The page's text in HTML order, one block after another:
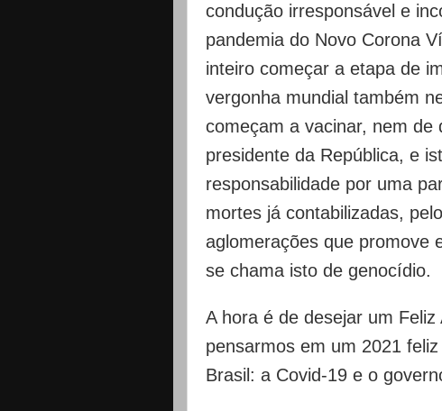
condução irresponsável e
pandemia do Novo Corona
inteiro começar a etapa de
vergonha mundial também
começam a vacinar, nem de
presidente da República, e
responsabilidade por uma
mortes já contabilizadas,
aglomerações que promove
se chama isto de genocídio.
A hora é de desejar um
pensarmos em um 2021
Brasil: a Covid-19 e o